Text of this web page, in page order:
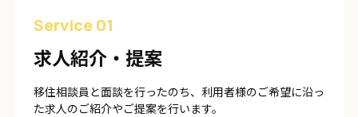
Service 01
求人紹介・提案
移住相談員と面談を行ったのち、利用者様のご希望に沿っ
た求人のご紹介やご提案を行います。